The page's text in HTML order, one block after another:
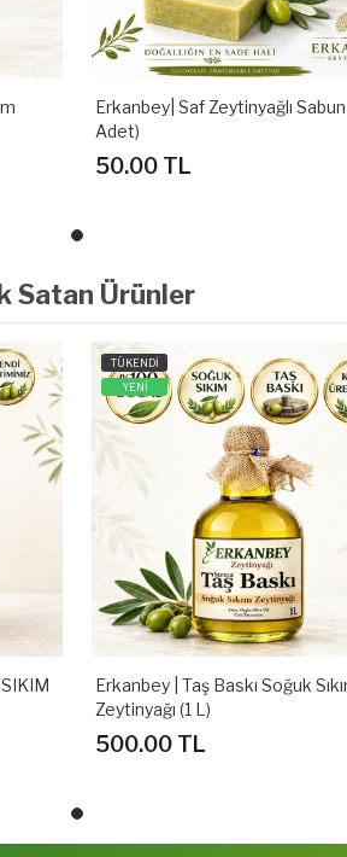
Erkanbey| Saf Zeytinyağlı Sabun
Adet)
50.00 TL
Satan Ürünler
TÜKENDİ
YENİ
Erkanbey | Taş Baskı Soğuk
Zeytinyağı (1 L)
500.00 TL